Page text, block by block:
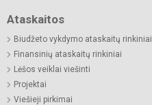
Ataskaitos
Biudžeto vykdymo ataskaitų rinkiniai
Finansinių ataskaitų rinkiniai
Lėšos veiklai viešinti
Projektai
Viešieji pirkimai